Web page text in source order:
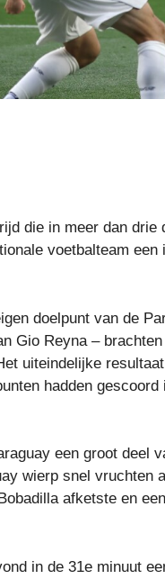
die in meer dan drie
voetbalteam een
doelpunt van de
Gio Reyna –
uiteindelijke
hadden gescoord
een groot deel
wierp snel vruchten
afketste en
in de 31e minuut